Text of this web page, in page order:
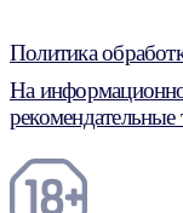
Политика
На
рекомендательные